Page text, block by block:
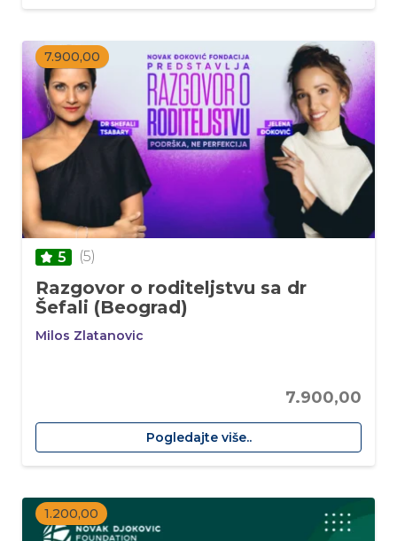
7.900,00
5 (5)
Razgovor o roditeljstvu sa dr
Šefali (Beograd)
Milos Zlatanovic
7.900,00
Pogledajte više..
1.200,00